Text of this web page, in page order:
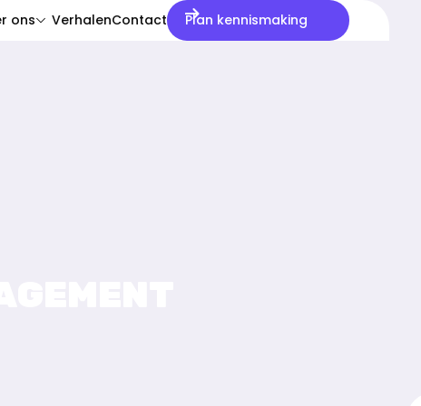
ons VerhalenContact Plan kennismaking